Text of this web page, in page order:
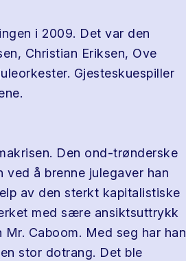
i 2009. Det var den
Christian Eriksen, Ove
Gjesteskuespiller
Den ond-trønderske
ved å brenne julegaver han
av den sterkt kapitalistiske
med sære ansiktsuttrykk
Caboom. Med seg har han
stor dotrang. Det ble